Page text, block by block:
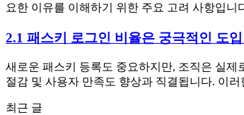
요한 이유를 이해하기 위한 주요 고려 사항입니
2.1 패스키 로그인 비율은 궁극적인 도
새로운 패스키 등록도 중요하지만, 조직은 실
절감 및 사용자 만족도 향상과 직결됩니다. 이
최근 글